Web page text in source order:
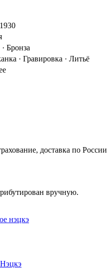
Бронза
· Гравировка · Литьё
доставка по России
вручную.
нэцкэ